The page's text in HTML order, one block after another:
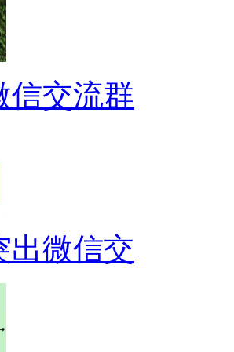
信交流群
出微信交